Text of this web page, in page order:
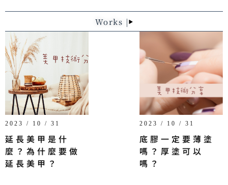
Works |
2023 / 10 / 31
延長美甲是什
麼？為什麼要做
延長美甲？
2023 / 10 / 31
底膠一定要薄塗
嗎？厚塗可以
嗎？